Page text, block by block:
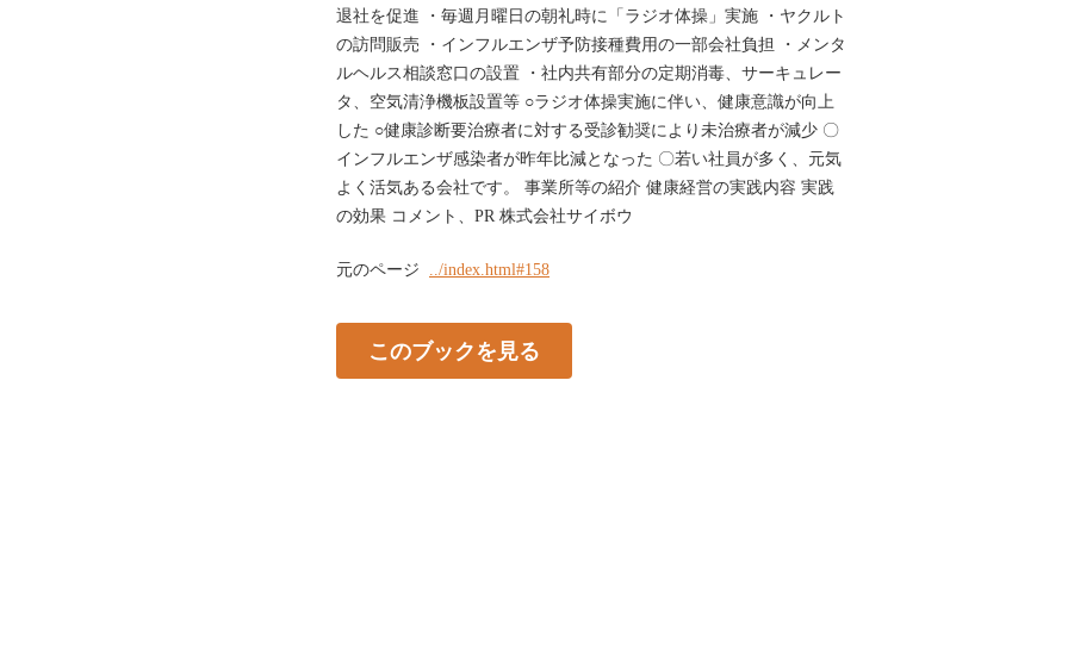
退社を促進 ・毎週月曜日の朝礼時に「ラジオ体操」実施 ・ヤクルト
の訪問販売 ・インフルエンザ予防接種費用の一部会社負担 ・メンタ
ルヘルス相談窓口の設置 ・社内共有部分の定期消毒、サーキュレー
タ、空気清浄機板設置等 ○ラジオ体操実施に伴い、健康意識が向上
した ○健康診断要治療者に対する受診勧奨により未治療者が減少 〇
インフルエンザ感染者が昨年比減となった 〇若い社員が多く、元気
よく活気ある会社です。 事業所等の紹介 健康経営の実践内容 実践
の効果 コメント、PR 株式会社サイボウ
元のページ ../index.html#158
このブックを見る